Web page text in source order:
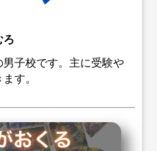
ろ
子校です。主に受験や
す。